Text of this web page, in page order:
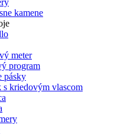
kamene
meter
program
pásky
s kriedovým vlascom